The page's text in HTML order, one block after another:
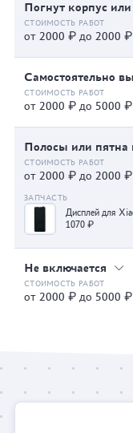
Погнут корпус
от 2000 ₽ до 2000 ₽
Самостоятельно
от 2000 ₽ до 5000 ₽
Полосы или пятна
от 2000 ₽ до 2000 ₽
Дисплей для
1070 ₽
Не включается
от 2000 ₽ до 5000 ₽